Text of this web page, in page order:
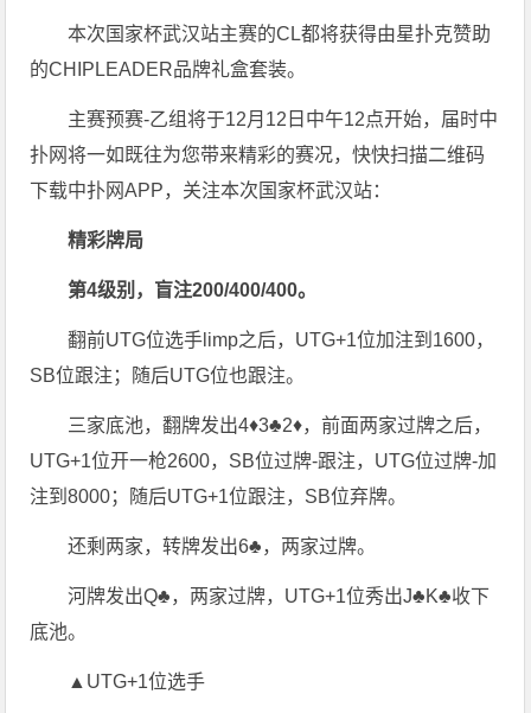
本次国家杯武汉站主赛的CL都将获得由星扑克赞助
的CHIPLEADER品牌礼盒套装。
主赛预赛-乙组将于12月12日中午12点开始，届时中
扑网将一如既往为您带来精彩的赛况，快快扫描二维码
下载中扑网APP，关注本次国家杯武汉站：
精彩牌局
第4级别，盲注200/400/400。
翻前UTG位选手limp之后，UTG+1位加注到1600，
SB位跟注；随后UTG位也跟注。
三家底池，翻牌发出4♦3♣2♦，前面两家过牌之后，
UTG+1位开一枪2600，SB位过牌-跟注，UTG位过牌-加
注到8000；随后UTG+1位跟注，SB位弃牌。
还剩两家，转牌发出6♣，两家过牌。
河牌发出Q♣，两家过牌，UTG+1位秀出J♣K♣收下
底池。
▲UTG+1位选手